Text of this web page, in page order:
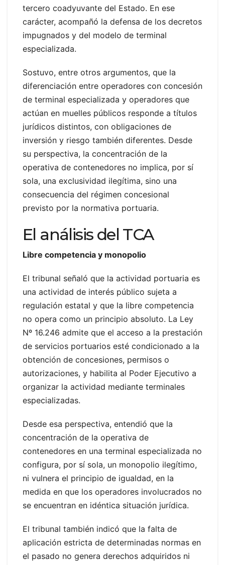
tercero coadyuvante del Estado. En ese
carácter, acompañó la defensa de los decretos
impugnados y del modelo de terminal
especializada.
Sostuvo, entre otros argumentos, que la
diferenciación entre operadores con concesión
de terminal especializada y operadores que
actúan en muelles públicos responde a títulos
jurídicos distintos, con obligaciones de
inversión y riesgo también diferentes. Desde
su perspectiva, la concentración de la
operativa de contenedores no implica, por sí
sola, una exclusividad ilegítima, sino una
consecuencia del régimen concesional
previsto por la normativa portuaria.
El análisis del TCA
Libre competencia y monopolio
El tribunal señaló que la actividad portuaria es
una actividad de interés público sujeta a
regulación estatal y que la libre competencia
no opera como un principio absoluto. La Ley
Nº 16.246 admite que el acceso a la prestación
de servicios portuarios esté condicionado a la
obtención de concesiones, permisos o
autorizaciones, y habilita al Poder Ejecutivo a
organizar la actividad mediante terminales
especializadas.
Desde esa perspectiva, entendió que la
concentración de la operativa de
contenedores en una terminal especializada no
configura, por sí sola, un monopolio ilegítimo,
ni vulnera el principio de igualdad, en la
medida en que los operadores involucrados no
se encuentran en idéntica situación jurídica.
El tribunal también indicó que la falta de
aplicación estricta de determinadas normas en
el pasado no genera derechos adquiridos ni